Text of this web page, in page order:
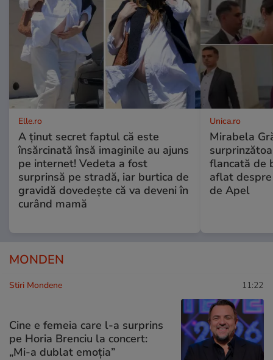
Elle.ro
A ținut secret faptul că este
însărcinată însă imaginile au ajuns
pe internet! Vedeta a fost
surprinsă pe stradă, iar burtica de
gravidă dovedește că va deveni în
curând mamă
Unica.ro
Mirabela
flancată de
aflat
de Apel
MONDEN
Stiri Mondene 11:22
Cine e femeia care l-a surprins
pe Horia Brenciu la concert:
„Mi-a dublat emoția”